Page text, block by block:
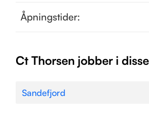
Åpningstider:
Ct Thorsen jobber i
Sandefjord